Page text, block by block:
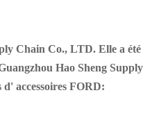
Chain Co., LTD. Elle a été
Hao Sheng Supply
accessoires FORD: